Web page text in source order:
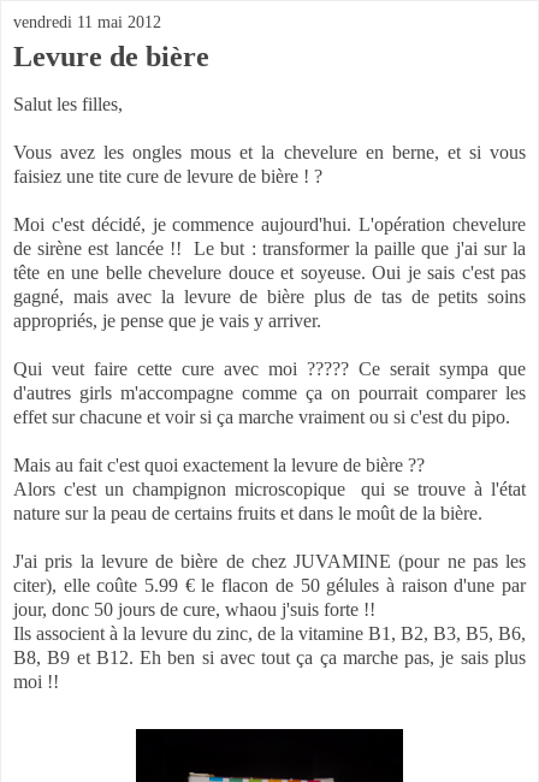
vendredi 11 mai 2012
Levure de bière
Salut les filles,
Vous avez les ongles mous et la chevelure en berne, et si vous
faisiez une tite cure de levure de bière ! ?
Moi c'est décidé, je commence aujourd'hui. L'opération chevelure
de sirène est lancée !! Le but : transformer la paille que j'ai sur la
tête en une belle chevelure douce et soyeuse. Oui je sais c'est pas
gagné, mais avec la levure de bière plus de tas de petits soins
appropriés, je pense que je vais y arriver.
Qui veut faire cette cure avec moi ????? Ce serait sympa que
d'autres girls m'accompagne comme ça on pourrait comparer les
effet sur chacune et voir si ça marche vraiment ou si c'est du pipo.
Mais au fait c'est quoi exactement la levure de bière ??
Alors c'est un champignon microscopique qui se trouve à l'état
nature sur la peau de certains fruits et dans le moût de la bière.
J'ai pris la levure de bière de chez JUVAMINE (pour ne pas les
citer), elle coûte 5.99 € le flacon de 50 gélules à raison d'une par
jour, donc 50 jours de cure, whaou j'suis forte !!
Ils associent à la levure du zinc, de la vitamine B1, B2, B3, B5, B6,
B8, B9 et B12. Eh ben si avec tout ça ça marche pas, je sais plus
moi !!